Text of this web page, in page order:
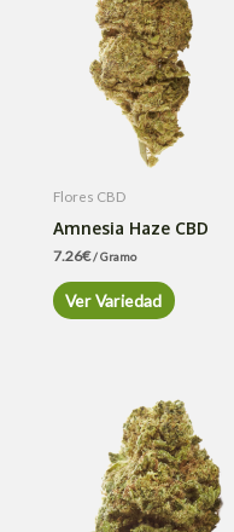
Flores CBD
Amnesia Haze CBD
7.26€/ Gramo
Ver Variedad